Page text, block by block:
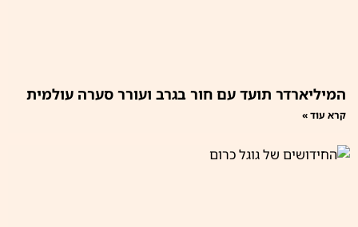
המיליארדר תועד עם חור בגרב ועורר סערה עולמית
קרא עוד »